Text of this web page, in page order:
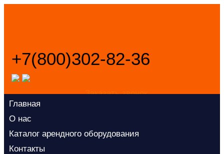
+7(800)302-82-36
Заказать звонок
Главная
О нас
Каталог арендного оборудования
Контакты